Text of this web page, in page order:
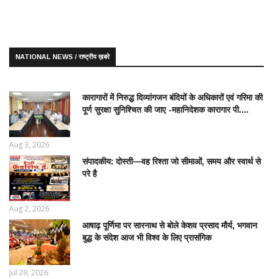
NATIONAL NEWS / राष्ट्रीय ख़बरे
कारागारों में निरुद्ध दिव्यांगजन बंदियों के अधिकारों एवं गरिमा की
पूर्ण सुरक्षा सुनिश्चित की जाए -महानिदेशक कारागार पी....
Aug 3, 2026
संपादकीय: दोस्ती—वह रिश्ता जो सीमाओं, समय और स्वार्थ से
परे है
Aug 2, 2026
आषाढ़ पूर्णिमा पर सारनाथ से बोले केशव प्रसाद मौर्य, भगवान
बुद्ध के संदेश आज भी विश्व के लिए प्रासंगिक
Jul 29, 2026